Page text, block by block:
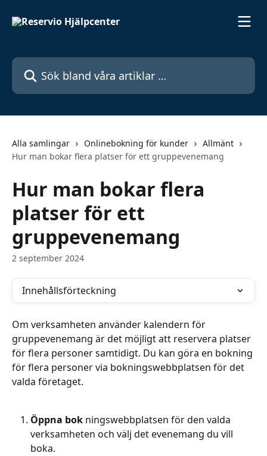
Sök bland våra artiklar …
Alla samlingar Onlinebokning för kunder
Allmänt
Hur man bokar flera platser för ett gruppevenemang
Hur man bokar flera
platser för ett
gruppevenemang
2 september 2024
Innehållsförteckning
Om verksamheten använder kalendern för
gruppevenemang är det möjligt att reservera platser
för flera personer samtidigt. Du kan göra en bokning
för flera personer via bokningswebbplatsen för det
valda företaget.
Öppna bok ningswebbplatsen för den valda
verksamheten och välj det evenemang du vill
boka.